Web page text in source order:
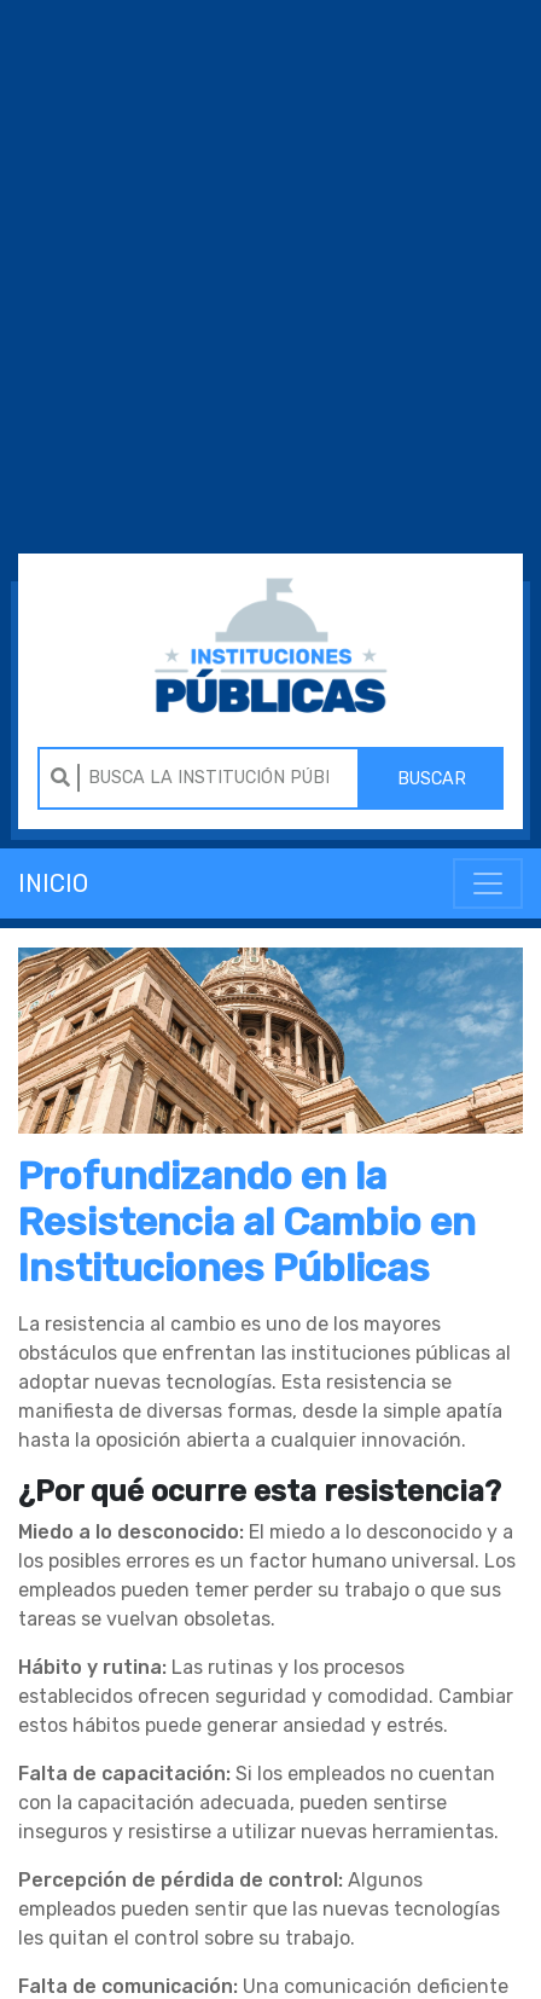
BUSCAR
INICIO
Profundizando en la
Resistencia al Cambio en
Instituciones Públicas
La resistencia al cambio es uno de los mayores
obstáculos que enfrentan las instituciones públicas al
adoptar nuevas tecnologías. Esta resistencia se
manifiesta de diversas formas, desde la simple apatía
hasta la oposición abierta a cualquier innovación.
¿Por qué ocurre esta resistencia?
Miedo a lo desconocido: El miedo a lo desconocido y a
los posibles errores es un factor humano universal. Los
empleados pueden temer perder su trabajo o que sus
tareas se vuelvan obsoletas.
Hábito y rutina: Las rutinas y los procesos
establecidos ofrecen seguridad y comodidad. Cambiar
estos hábitos puede generar ansiedad y estrés.
Falta de capacitación: Si los empleados no cuentan
con la capacitación adecuada, pueden sentirse
inseguros y resistirse a utilizar nuevas herramientas.
Percepción de pérdida de control: Algunos
empleados pueden sentir que las nuevas tecnologías
les quitan el control sobre su trabajo.
Falta de comunicación: Una comunicación deficiente